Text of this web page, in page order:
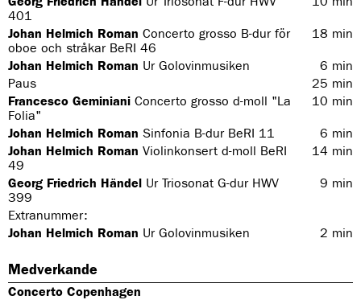
401
Johan Helmich Roman Concerto grosso B-dur för
oboe och stråkar BeRI 46
18 min
Johan Helmich Roman Ur Golovinmusiken 6 min
Paus
25 min
Francesco Geminiani Concerto grosso d-moll "La
Folia"
10 min
Johan Helmich Roman Sinfonia B-dur BeRI 11 6 min
Johan Helmich Roman Violinkonsert d-moll BeRI
49
14 min
Georg Friedrich Händel Ur Triosonat G-dur HWV
399
9 min
Extranummer:
Johan Helmich Roman Ur Golovinmusiken 2 min
Medverkande
Concerto Copenhagen